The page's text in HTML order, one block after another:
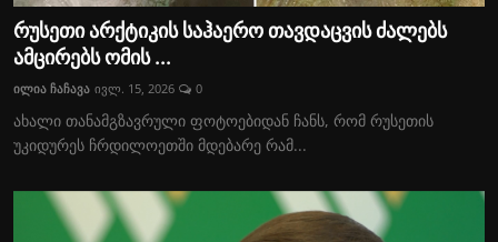
რუსეთი არქტიკის საჰაერო თავდაცვის ძალებს
ამცირებს ომის ...
ილია ჩაჩავა ივლ. 15, 2026 0
ახალი თანამგზავრული ფოტოებიდან ჩანს, რომ რუსეთის
უკიდურეს ჩრდილოეთში მდებარე რამ...